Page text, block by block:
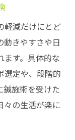
鍼の工夫
イント
考え方
用術
きること
由とは
軽減だけにとど
動きやすさや日
ます。具体的な
選定や、段階的
鍼施術を受けた
々の生活が楽に